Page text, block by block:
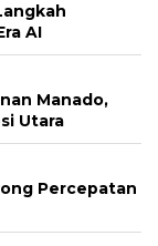
AI
Manado,
Utara
Percepatan